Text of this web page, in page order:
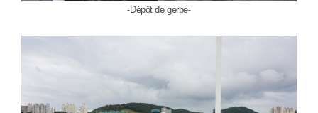
-Dépôt de gerbe-